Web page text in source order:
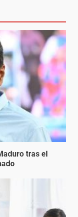
tras el